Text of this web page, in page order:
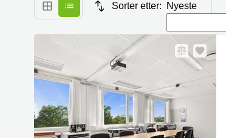
Sorter etter: Nyeste